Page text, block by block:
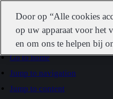
Go to home
Jump to navigation
Jump to content
IDEXXDoor op “Alle cookies
op uw apparaat voor het
en om ons te helpen bij